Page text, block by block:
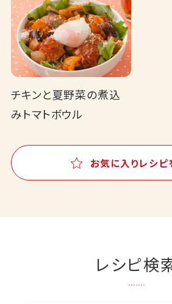
チキンと夏野菜の煮込
みトマトボウル
お気に入りレシピ
レシピ検